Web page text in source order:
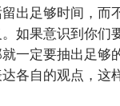
出足够时间，而
如果意识到你们
一定要抽出足够
各自的观点，这